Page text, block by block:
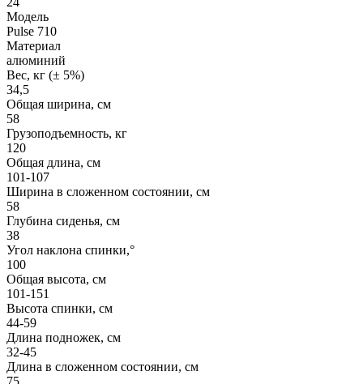
Модель
Pulse 710
Материал
алюминий
Вес, кг (± 5%)
34,5
Общая ширина, см
58
Грузоподъемность, кг
120
Общая длина, см
101-107
Ширина в сложенном состоянии, см
58
Глубина сиденья, cм
38
Угол наклона спинки,°
100
Общая высота, см
101-151
Высота спинки, см
44-59
Длина подножек, см
32-45
Длина в сложенном состоянии, см
75